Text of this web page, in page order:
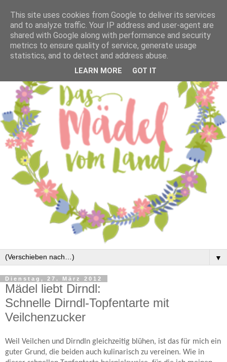
▼
Dienstag, 27. März 2012
Mädel liebt Dirndl:
Schnelle Dirndl-Topfentarte mit
Veilchenzucker
Weil Veilchen und Dirndln gleichzeitig blühen, ist das für mich ein
guter Grund, die beiden auch kulinarisch zu vereinen. Wie in
This site uses cookies from Google to deliver its services
and to analyze traffic. Your IP address and user-agent are
shared with Google along with performance and security
metrics to ensure quality of service, generate usage
statistics, and to detect and address abuse.
LEARN MORE GOT IT